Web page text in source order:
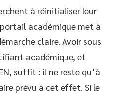
à réinitialiser leur
académique met à
claire. Avoir sous
académique, et
suffit : il ne reste qu’à
prévu à cet effet. Si le